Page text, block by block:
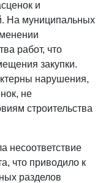
и
На муниципальных
работ, что
закупки.
нарушения,
не
строительства
несоответствие
что приводило к
разделов